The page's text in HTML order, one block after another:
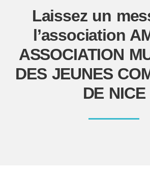
Laissez un
l’association
ASSOCIATION
DES JEUNES
DE NICE